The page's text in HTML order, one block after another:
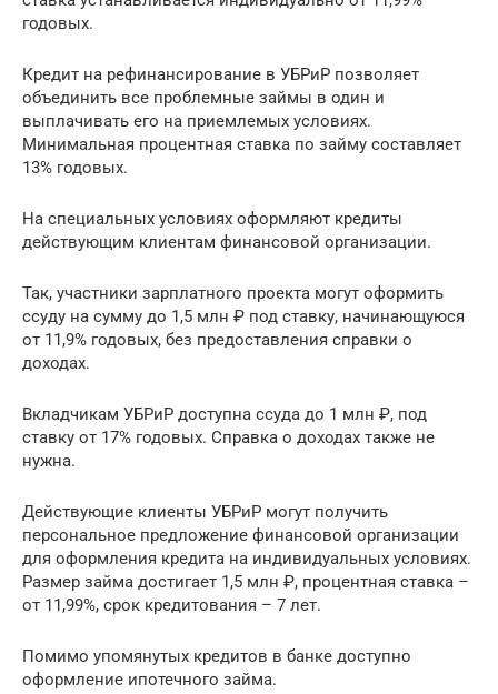
годовых.
Кредит на рефинансирование в УБРиР позволяет
объединить все проблемные займы в один и
выплачивать его на приемлемых условиях.
Минимальная процентная ставка по займу составляет
13% годовых.
На специальных условиях оформляют кредиты
действующим клиентам финансовой организации.
Так, участники зарплатного проекта могут оформить
ссуду на сумму до 1,5 млн ₽ под ставку, начинающуюся
от 11,9% годовых, без предоставления справки о
доходах.
Вкладчикам УБРиР доступна ссуда до 1 млн ₽, под
ставку от 17% годовых. Справка о доходах также не
нужна.
Действующие клиенты УБРиР могут получить
персональное предложение финансовой организации
для оформления кредита на индивидуальных условиях.
Размер займа достигает 1,5 млн ₽, процентная ставка –
от 11,99%, срок кредитования – 7 лет.
Помимо упомянутых кредитов в банке доступно
оформление ипотечного займа.